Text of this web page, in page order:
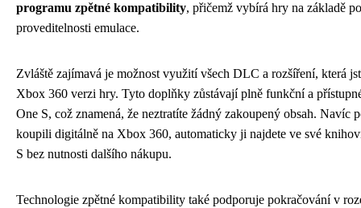
programu zpětné kompatibility, přičemž vybírá hry na základě
proveditelnosti emulace.
Zvláště zajímavá je možnost využití všech DLC a rozšíření, která
Xbox 360 verzi hry. Tyto doplňky zůstávají plně funkční a
One S, což znamená, že neztratíte žádný zakoupený obsah. Navíc
koupili digitálně na Xbox 360, automaticky ji najdete ve své
S bez nutnosti dalšího nákupu.
Technologie zpětné kompatibility také podporuje pokračování v